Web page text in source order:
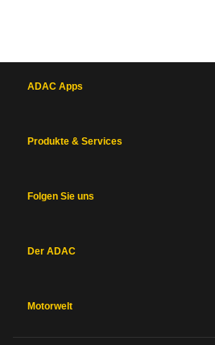
ADAC Apps
Produkte & Services
Folgen Sie uns
Der ADAC
Motorwelt